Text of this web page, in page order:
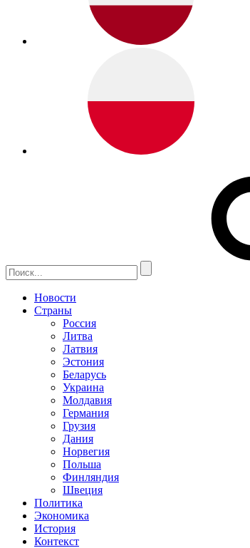
Новости
Страны
Россия
Литва
Латвия
Эстония
Беларусь
Украина
Молдавия
Германия
Грузия
Дания
Норвегия
Польша
Финляндия
Швеция
Политика
Экономика
История
Контекст